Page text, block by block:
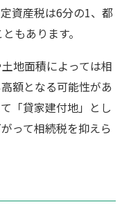
資産税は6分の1、都
もあります。
地面積によっては相
額となる可能性があ
「貸家建付地」とし
って相続税を抑えら